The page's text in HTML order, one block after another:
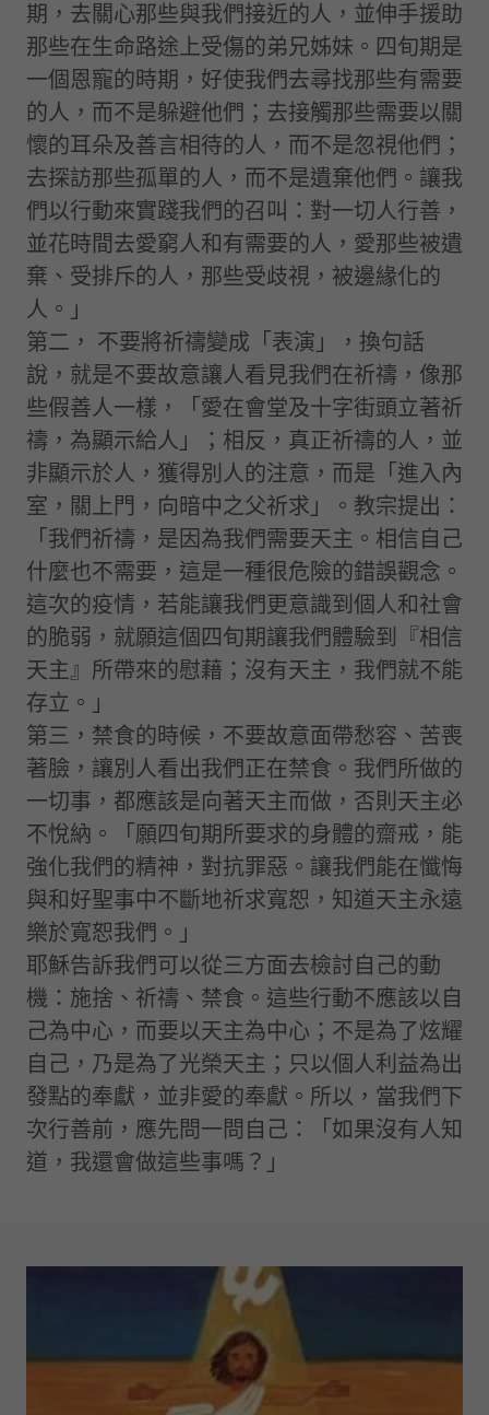
期，去關心那些與我們接近的人，並伸手援助
那些在生命路途上受傷的弟兄姊妹。四旬期是
一個恩寵的時期，好使我們去尋找那些有需要
的人，而不是躲避他們；去接觸那些需要以關
懷的耳朵及善言相待的人，而不是忽視他們；
去探訪那些孤單的人，而不是遺棄他們。讓我
們以行動來實踐我們的召叫：對一切人行善，
並花時間去愛窮人和有需要的人，愛那些被遺
棄、受排斥的人，那些受歧視，被邊緣化的
人。」
第二， 不要將祈禱變成「表演」，換句話
說，就是不要故意讓人看見我們在祈禱，像那
些假善人一樣，「愛在會堂及十字街頭立著祈
禱，為顯示給人」；相反，真正祈禱的人，並
非顯示於人，獲得別人的注意，而是「進入內
室，關上門，向暗中之父祈求」。教宗提出：
「我們祈禱，是因為我們需要天主。相信自己
什麼也不需要，這是一種很危險的錯誤觀念。
這次的疫情，若能讓我們更意識到個人和社會
的脆弱，就願這個四旬期讓我們體驗到『相信
天主』所帶來的慰藉；沒有天主，我們就不能
存立。」
第三，禁食的時候，不要故意面帶愁容、苦喪
著臉，讓別人看出我們正在禁食。我們所做的
一切事，都應該是向著天主而做，否則天主必
不悅納。「願四旬期所要求的身體的齋戒，能
強化我們的精神，對抗罪惡。讓我們能在懺悔
與和好聖事中不斷地祈求寬恕，知道天主永遠
樂於寬恕我們。」
耶穌告訴我們可以從三方面去檢討自己的動
機：施捨、祈禱、禁食。這些行動不應該以自
己為中心，而要以天主為中心；不是為了炫耀
自己，乃是為了光榮天主；只以個人利益為出
發點的奉獻，並非愛的奉獻。所以，當我們下
次行善前，應先問一問自己：「如果沒有人知
道，我還會做這些事嗎？」